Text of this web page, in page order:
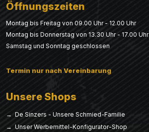
Öffnungszeiten
Montag bis Freitag von 09.00 Uhr - 12.00 Uhr
Montag bis Donnerstag von 13.30 Uhr - 17.00 Uhr
Samstag und Sonntag geschlossen
Termin nur nach Vereinbarung
Unsere Shops
→ De Sinzers - Unsere Schmied-Familie
→ Unser Werbemittel-Konfigurator-Shop